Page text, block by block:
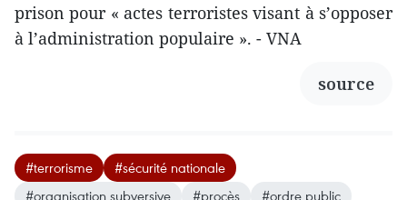
prison pour « actes terroristes visant à s’opposer
à l’administration populaire ». - VNA
source
#terrorisme
#sécurité nationale
#organisation subversive
#procès
#ordre public